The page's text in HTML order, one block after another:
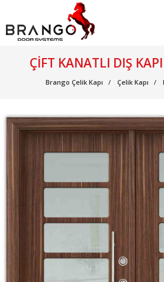
ÇIFT KANATLI DIŞ
Brango Çelik Kapı Çelik Kapı